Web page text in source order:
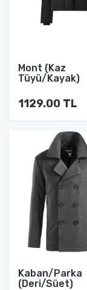
Mont (Kaz
Tüyü/Kayak)
1129.00 TL
Kaban/Parka
(Deri/Süet)